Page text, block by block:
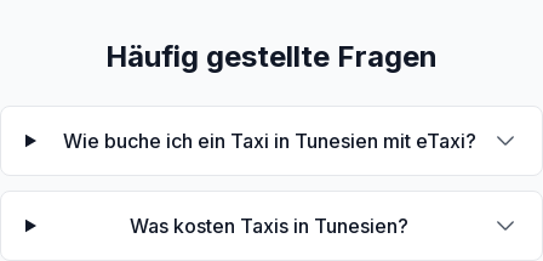
Häufig gestellte Fragen
Wie buche ich ein Taxi in Tunesien mit eTaxi?
Was kosten Taxis in Tunesien?